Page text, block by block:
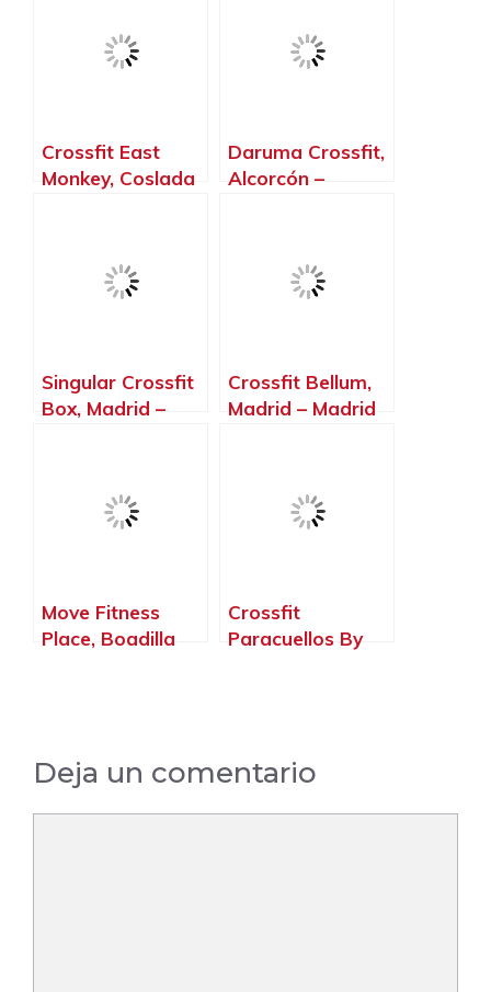
Crossfit East
Monkey, Coslada
Daruma Crossfit,
Alcorcón –
Singular Crossfit
Box, Madrid –
Crossfit Bellum,
Madrid – Madrid
Move Fitness
Place, Boadilla
Crossfit
Paracuellos By
Deja un comentario